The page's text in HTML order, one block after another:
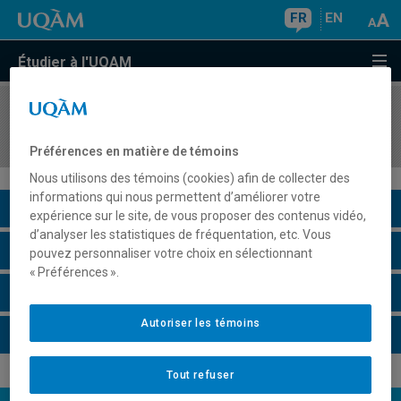
FR EN
Étudier à l'UQAM
COURS//
Description du cours
Horaire - Été 2026
Préférences en matière de témoins
Nous utilisons des témoins (cookies) afin de collecter des
informations qui nous permettent d’améliorer votre
expérience sur le site, de vous proposer des contenus vidéo,
d’analyser les statistiques de fréquentation, etc. Vous
pouvez personnaliser votre choix en sélectionnant
« Préférences ».
Tout refuser
Autoriser les témoins